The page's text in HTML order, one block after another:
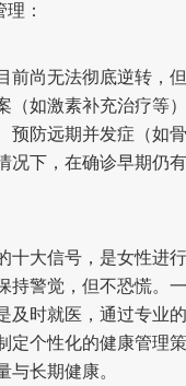
：
尚无法彻底逆转，但
（如激素补充治疗等
预防远期并发症（如
况下，在确诊早期仍
大信号，是女性进行
持警觉，但不恐慌。
及时就医，通过专业
定个性化的健康管理
与长期健康。